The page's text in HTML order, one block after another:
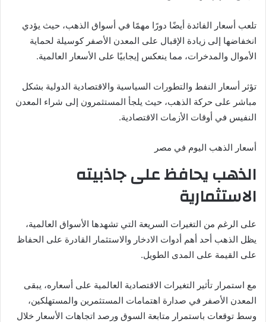
تلعب أسعار الفائدة أيضًا دورًا مهمًا في أسواق الذهب، حيث يؤدي
انخفاضها إلى زيادة الإقبال على المعدن الأصفر كوسيلة لحماية
الأموال والمدخرات، مما ينعكس إيجابيًا على الأسعار العالمية.
تؤثر أسعار النفط والتطورات السياسية والاقتصادية الدولية بشكل
مباشر على حركة الذهب، حيث يلجأ المستثمرون إلى شراء المعدن
النفيس في أوقات الأزمات الاقتصادية.
أسعار الذهب اليوم في مصر
الذهب يحافظ على جاذبيته
الاستثمارية
على الرغم من التغيرات السريعة التي تشهدها الأسواق العالمية،
يظل الذهب أحد أهم أدوات الادخار والاستثمار القادرة على الحفاظ
على القيمة على المدى الطويل.
مع استمرار تأثير التغيرات الاقتصادية العالمية على أسعاره، يبقى
المعدن الأصفر في صدارة اهتمامات المستثمرين والمستهلكين،
وسط توقعات باستمرار متابعة السوق ورصد اتجاهات الأسعار خلال